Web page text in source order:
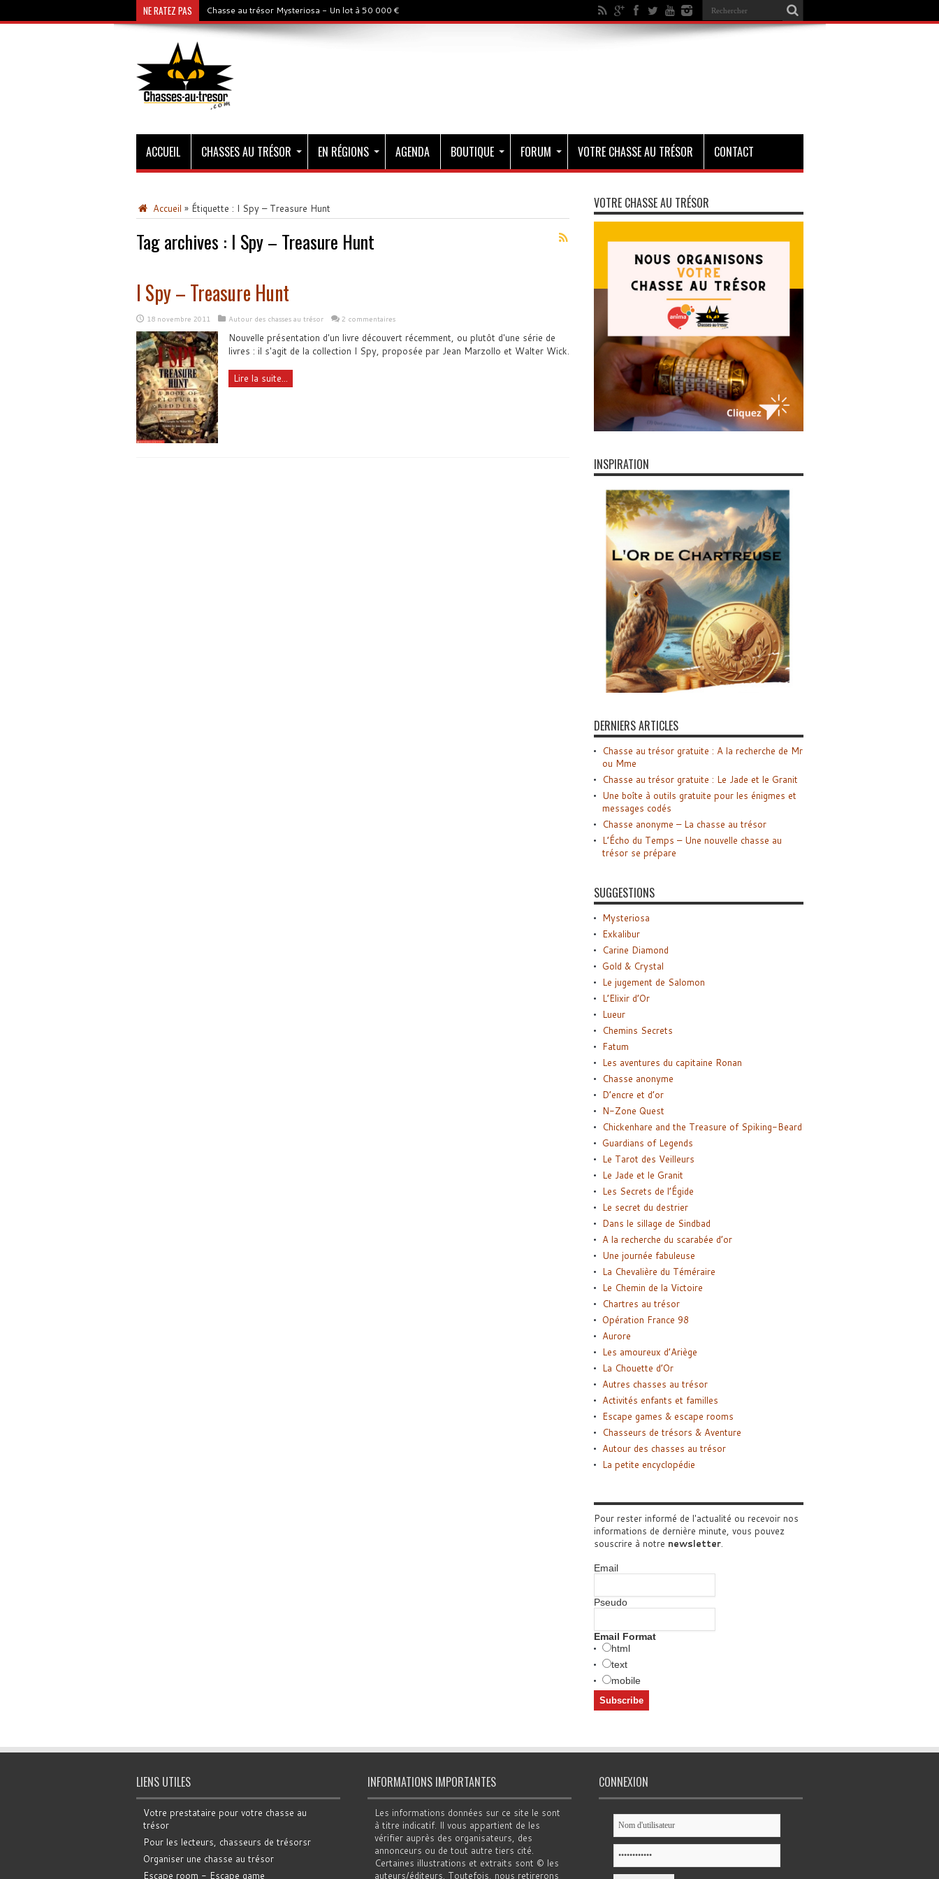
NE RATEZ PAS Chasse au trésor Mysteriosa - Un lot à 50 000 €
ACCUEIL CHASSES AU TRÉSOR EN RÉGIONS AGENDA BOUTIQUE FORUM VOTRE CHASSE AU TRÉSOR CONTACT
Accueil » Étiquette : I Spy – Treasure Hunt
Tag archives : I Spy – Treasure Hunt
I Spy – Treasure Hunt
18 novembre 2011 Autour des chasses au trésor 2 commentaires
Nouvelle présentation d'un livre découvert récemment, ou plutôt d'une série de
livres : il s'agit de la collection I Spy, proposée par Jean Marzollo et Walter Wick.
Lire la suite...
VOTRE CHASSE AU TRÉSOR
INSPIRATION
DERNIERS ARTICLES
Chasse au trésor gratuite : A la recherche de Mr
ou Mme
Chasse au trésor gratuite : Le Jade et le Granit
Une boîte à outils gratuite pour les énigmes et
messages codés
Chasse anonyme – La chasse au trésor
L’Écho du Temps – Une nouvelle chasse au
trésor se prépare
SUGGESTIONS
Mysteriosa
Exkalibur
Carine Diamond
Gold & Crystal
Le jugement de Salomon
L’Elixir d’Or
Lueur
Chemins Secrets
Fatum
Les aventures du capitaine Ronan
Chasse anonyme
D’encre et d’or
N-Zone Quest
Chickenhare and the Treasure of Spiking-Beard
Guardians of Legends
Le Tarot des Veilleurs
Le Jade et le Granit
Les Secrets de l’Égide
Le secret du destrier
Dans le sillage de Sindbad
A la recherche du scarabée d’or
Une journée fabuleuse
La Chevalière du Téméraire
Le Chemin de la Victoire
Chartres au trésor
Opération France 98
Aurore
Les amoureux d’Ariège
La Chouette d’Or
Autres chasses au trésor
Activités enfants et familles
Escape games & escape rooms
Chasseurs de trésors & Aventure
Autour des chasses au trésor
La petite encyclopédie
Pour rester informé de l'actualité ou recevoir nos
informations de dernière minute, vous pouvez
souscrire à notre newsletter.
Email
Pseudo
Email Format
html
text
mobile
LIENS UTILES
Votre prestataire pour votre chasse au
trésor
Pour les lecteurs, chasseurs de trésorsr
Organiser une chasse au trésor
Escape room - Escape game
INFORMATIONS IMPORTANTES
Les informations données sur ce site le sont
à titre indicatif. Il vous appartient de les
vérifier auprès des organisateurs, des
annonceurs ou de tout autre tiers cité.
Certaines illustrations et extraits sont © les
auteurs/éditeurs. Toutefois, nous retirerons
CONNEXION